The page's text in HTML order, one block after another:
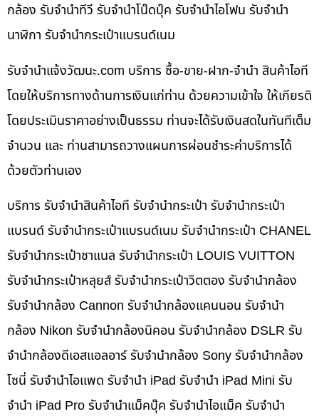
กล้อง รับจำนำทีวี รับจำนำโน๊ดบุ๊ค รับจำนำไอโฟน รับจำนำ
นาฬิกา รับจำนำกระเป๋าแบรนด์เนม
รับจํานําแจ้งวัฒนะ.com บริการ ซื้อ-ขาย-ฝาก-จำนำ สินค้าไอที
โดยให้บริการทางด้านการเงินแก่ท่าน ด้วยความเข้าใจ ให้เกียรติ
โดยประเมินราคาอย่างเป็นธรรม ท่านจะได้รับเงินสดในทันทีเต็ม
จำนวน และ ท่านสามารถวางแผนการผ่อนชำระค่าบริการได้
ด้วยตัวท่านเอง
บริการ รับจำนำสินค้าไอที รับจำนำกระเป๋า รับจำนำกระเป๋า
แบรนด์ รับจำนำกระเป๋าแบรนด์เนม รับจำนำกระเป๋า CHANEL
รับจำนำกระเป๋าชาแนล รับจำนำกระเป๋า LOUIS VUITTON
รับจำนำกระเป๋าหลุยส์ รับจำนำกระเป๋าวิตตอง รับจำนำกล้อง
รับจำนำกล้อง Cannon รับจำนำกล้องแคนนอน รับจำนำ
กล้อง Nikon รับจำนำกล้องนิคอน รับจำนำกล้อง DSLR รับ
จำนำกล้องดีเอสแอลอาร์ รับจำนำกล้อง Sony รับจำนำกล้อง
โซนี่ รับจำนำไอแพด รับจำนำ iPad รับจำนำ iPad Mini รับ
จำนำ iPad Pro รับจำนำแม็คบุ๊ค รับจำนำไอแม็ค รับจำนำ